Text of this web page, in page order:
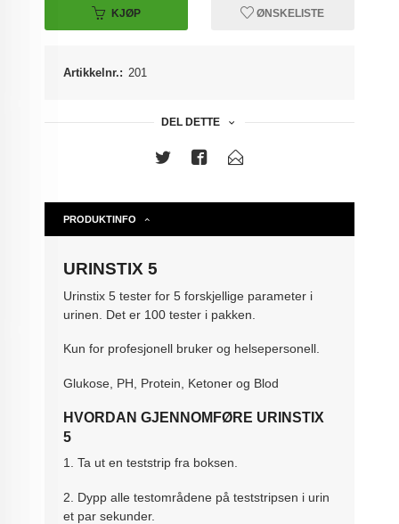
KJØP ØNSKELISTE
Artikkelnr.: 201
DEL DETTE
PRODUKTINFO
URINSTIX 5
Urinstix 5 tester for 5 forskjellige parameter i
urinen. Det er 100 tester i pakken.
Kun for profesjonell bruker og helsepersonell.
Glukose, PH, Protein, Ketoner og Blod
HVORDAN GJENNOMFØRE URINSTIX
5
1. Ta ut en teststrip fra boksen.
2. Dypp alle testområdene på teststripsen i urin
et par sekunder.